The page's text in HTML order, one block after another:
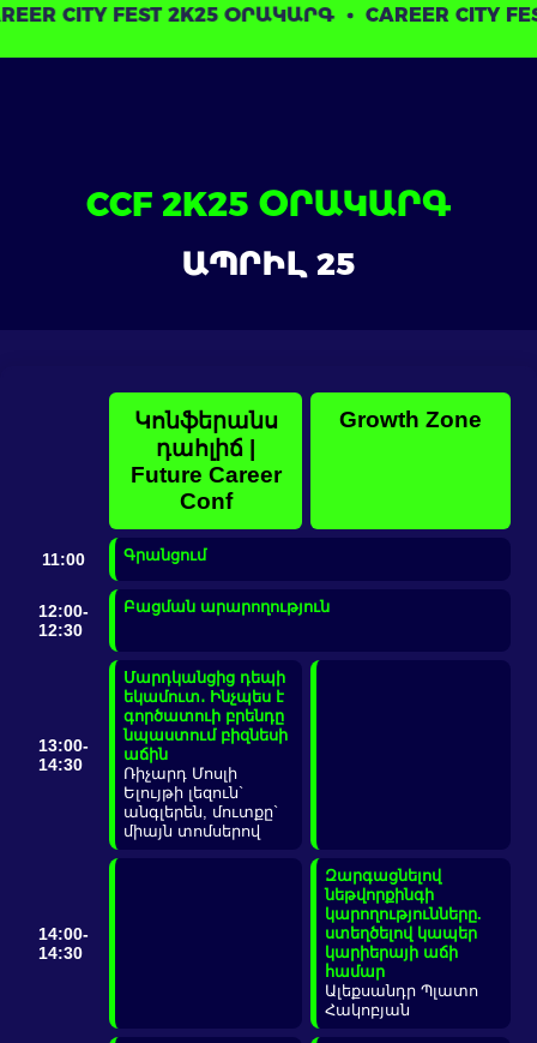
FEST 2K25 ՕՐԱԿԱՐԳ CAREER CITY FEST
CCF 2K25 ՕՐԱԿԱՐԳ
ԱՊՐԻԼ 25
Կոնֆերանս
դահլիճ |
Future Career
Conf
Growth Zone
11:00 Գրանցում
12:00-
12:30
Բացման արարողություն
13:00-
14:30
Մարդկանցից դեպի
եկամուտ․ Ինչպես է
գործատուի բրենդը
նպաստում բիզնեսի
աճին
Ռիչարդ Մոսլի
Ելույթի լեզուն`
անգլերեն, մուտքը`
միայն տոմսերով
14:00-
14:30
Զարգացնելով
նեթվորքինգի
կարողությունները.
ստեղծելով կապեր
կարիերայի աճի
համար
Ալեքսանդր Պլատո
Հակոբյան